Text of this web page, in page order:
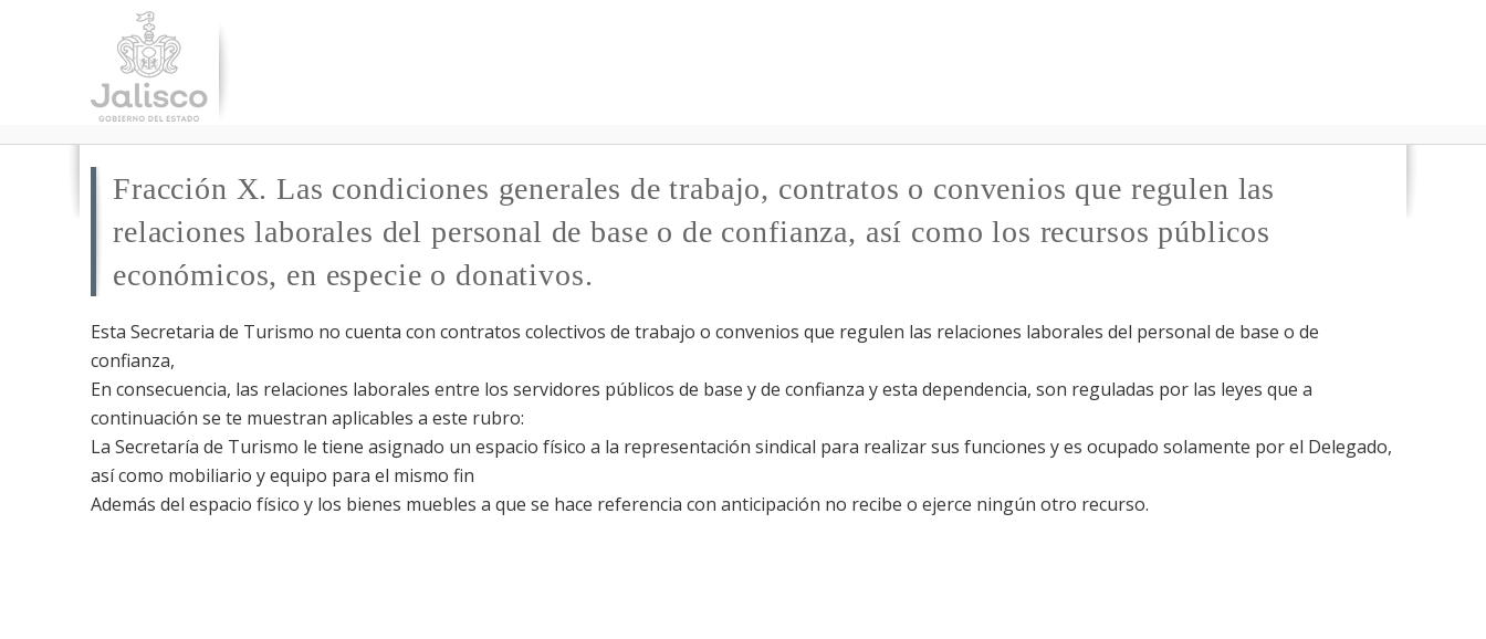
Fracción X. Las condiciones generales de trabajo, contratos o convenios que regulen las
relaciones laborales del personal de base o de confianza, así como los recursos públicos
económicos, en especie o donativos.
Esta Secretaria de Turismo no cuenta con contratos colectivos de trabajo o convenios que regulen las relaciones laborales del personal de base o de
confianza,
En consecuencia, las relaciones laborales entre los servidores públicos de base y de confianza y esta dependencia, son reguladas por las leyes que a
continuación se te muestran aplicables a este rubro:
La Secretaría de Turismo le tiene asignado un espacio físico a la representación sindical para realizar sus funciones y es ocupado solamente por el Delegado,
así como mobiliario y equipo para el mismo fin
Además del espacio físico y los bienes muebles a que se hace referencia con anticipación no recibe o ejerce ningún otro recurso.